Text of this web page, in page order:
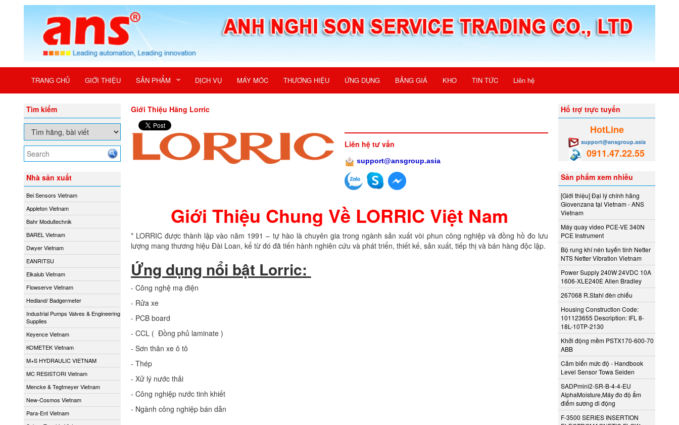
TRANG CHỦ GIỚI THIỆU SẢN PHẨM DỊCH VỤ MÁY MÓC THƯƠNG HIỆU ỨNG DỤNG BẢNG GIÁ KHO TIN TỨC Liên hệ
Tìm kiếm
Nhà sản xuất
Bei Sensors Vietnam
Appleton Vietnam
Bahr Modultechnik
BAREL Vietnam
Dwyer Vietnam
EANRITSU
Elkalub Vietnam
Flowserve Vietnam
Hedland/ Badgermeter
Industrial Pumps Valves & Engineering
Supplies
Keyence Vietnam
KOMETEK Vietnam
M+S HYDRAULIC VIETNAM
MC RESISTORI Vietnam
Mencke & Tegtmeyer Vietnam
New-Cosmos Vietnam
Para-Ent Vietnam
Giới Thiệu Hãng Lorric
Liên hệ tư vấn
support@ansgroup.asia
Giới Thiệu Chung Về LORRIC Việt Nam
* LORRIC được thành lập vào năm 1991 – tự hào là chuyên gia trong ngành sản xuất vòi phun công nghiệp và đồng hồ đo lưu
lượng mang thương hiệu Đài Loan, kể từ đó đã tiến hành nghiên cứu và phát triển, thiết kế, sản xuất, tiếp thị và bán hàng độc lập.
Ứng dụng nổi bật Lorric:
- Công nghệ mạ điện
- Rửa xe
- PCB board
- CCL ( Đồng phủ laminate )
- Sơn thân xe ô tô
- Thép
- Xử lý nước thải
- Công nghiệp nước tinh khiết
- Ngành công nghiệp bán dẫn
Hổ trợ trực tuyến
HotLine
support@ansgroup.asia
0911.47.22.55
Sản phẩm xem nhiều
[Giới thiệu] Đại lý chính hãng
Giovenzana tại Vietnam - ANS
Vietnam
Máy quay video PCE-VE 340N
PCE Instrument
Bộ rung khí nén tuyến tính Netter
NTS Netter Vibration Vietnam
Power Supply 240W 24VDC 10A
1606-XLE240E Allen Bradley
267068 R.Stahl đèn chiếu
Housing Construction Code:
101123655 Description: IFL 8-
18L-10TP-2130
Khởi động mềm PSTX170-600-70
ABB
Cảm biến mức độ - Handbook
Level Sensor Towa Seiden
SADPmini2-SR-B-4-4-EU
AlphaMoisture,Máy đo độ ẩm
điểm sương di động
F-3500 SERIES INSERTION